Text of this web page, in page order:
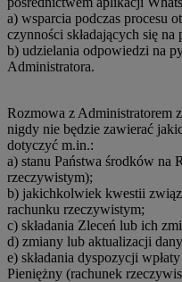
a) wsparcia podczas procesu
czynności składających się
b) udzielania odpowiedzi na
Administratora.
Rozmowa z Administratorem
nigdy nie będzie zawierać
dotyczyć m.in.:
a) stanu Państwa środków na
rzeczywistym);
b) jakichkolwiek kwestii
rachunku rzeczywistym;
c) składania Zleceń lub ich
d) zmiany lub aktualizacji
e) składania dyspozycji
Pieniężny (rachunek